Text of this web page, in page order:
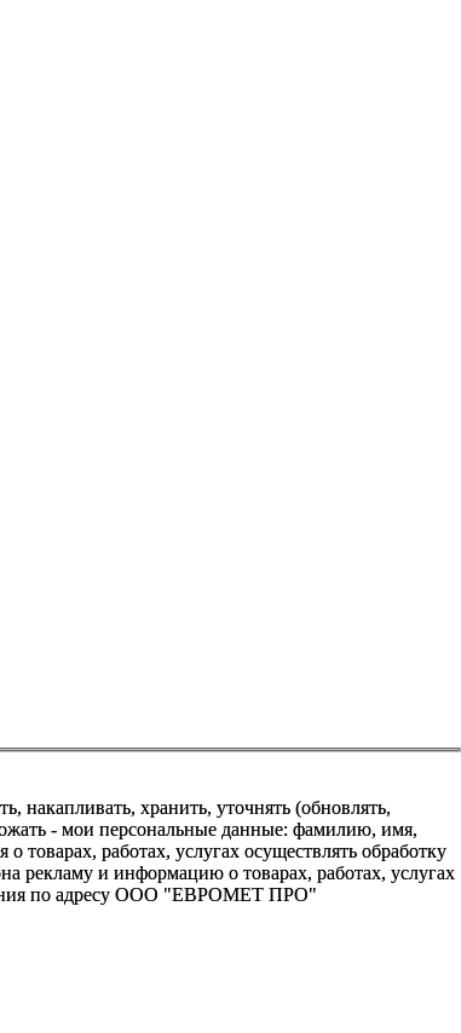
хранить, уточнять (обновлять,
- мои персональные данные: фамилию, имя,
работах, услугах осуществлять обработку
рекламу и информацию о товарах, работах, услугах
по адресу ООО "ЕВРОМЕТ ПРО"